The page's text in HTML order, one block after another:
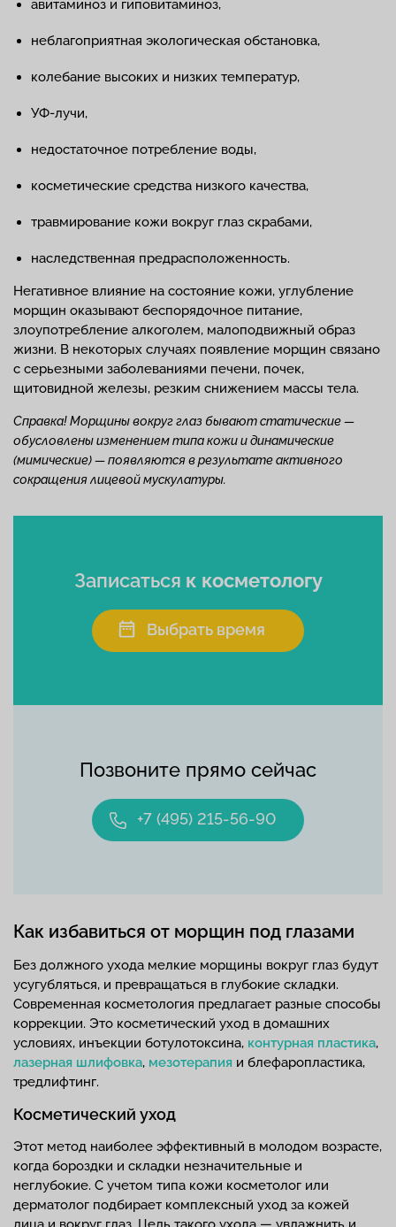
авитаминоз и гиповитаминоз,
неблагоприятная экологическая обстановка,
колебание высоких и низких температур,
УФ-лучи,
недостаточное потребление воды,
косметические средства низкого качества,
травмирование кожи вокруг глаз скрабами,
наследственная предрасположенность.
Негативное влияние на состояние кожи, углубление
морщин оказывают беспорядочное питание,
злоупотребление алкоголем, малоподвижный образ
жизни. В некоторых случаях появление морщин связано
с серьезными заболеваниями печени, почек,
щитовидной железы, резким снижением массы тела.
Справка! Морщины вокруг глаз бывают статические —
обусловлены изменением типа кожи и динамические
(мимические) — появляются в результате активного
сокращения лицевой мускулатуры.
Позвоните прямо сейчас
+7 (495) 215-56-90
Записаться к косметологу
Выбрать время
Как избавиться от морщин под глазами
Без должного ухода мелкие морщины вокруг глаз будут
усугубляться, и превращаться в глубокие складки.
Современная косметология предлагает разные способы
коррекции. Это косметический уход в домашних
условиях, инъекции ботулотоксина, контурная пластика,
лазерная шлифовка, мезотерапия и блефаропластика,
тредлифтинг.
Косметический уход
Этот метод наиболее эффективный в молодом возрасте,
когда бороздки и складки незначительные и
неглубокие. С учетом типа кожи косметолог или
дерматолог подбирает комплексный уход за кожей